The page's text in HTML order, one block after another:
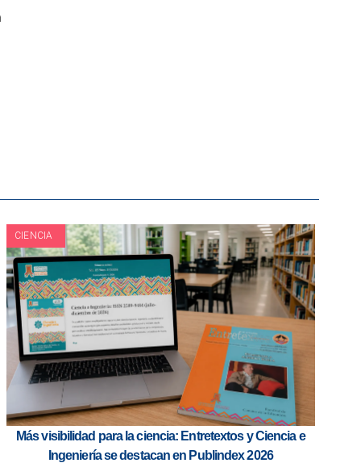
CIENCIA
Más visibilidad para la ciencia: Entretextos y Ciencia e
Ingeniería se destacan en Publindex 2026